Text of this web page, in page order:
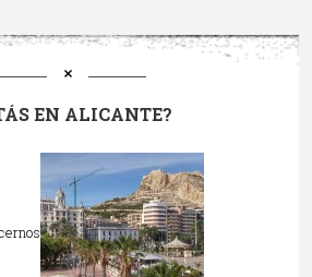
EN ALICANTE?